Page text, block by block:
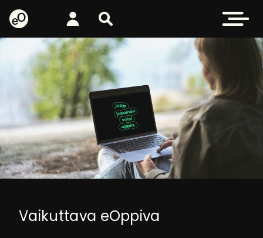
eOppiva - Etusivulle
Kirjaudu Etsi sivustolta Avaa
Vaikuttava eOppiva